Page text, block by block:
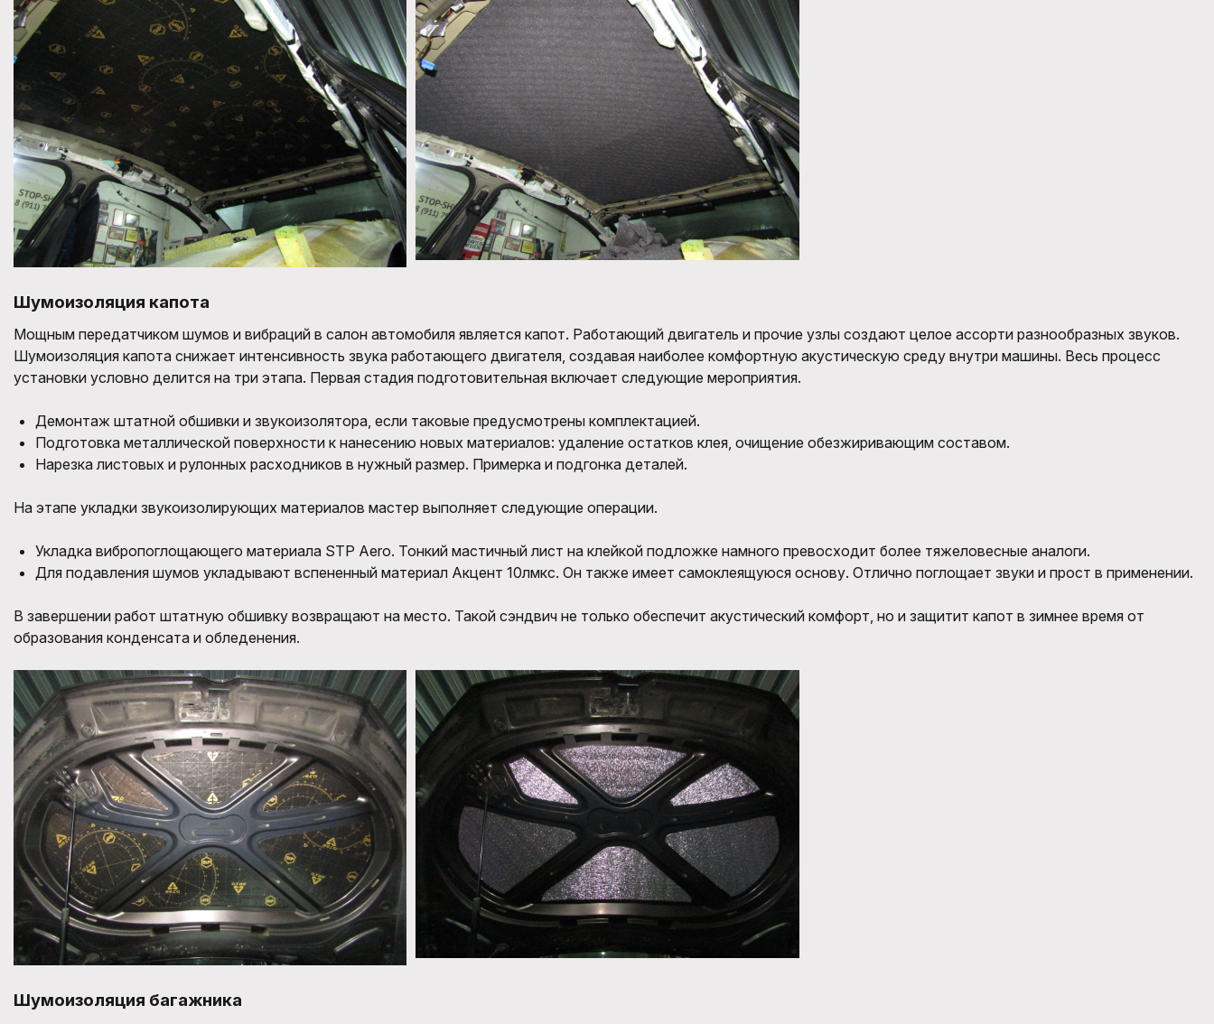
Шумоизоляция капота
Мощным передатчиком шумов и вибраций в салон автомобиля является капот. Работающий двигатель и прочие узлы создают целое ассорти разнообразных звуков.
Шумоизоляция капота снижает интенсивность звука работающего двигателя, создавая наиболее комфортную акустическую среду внутри машины. Весь процесс
установки условно делится на три этапа. Первая стадия подготовительная включает следующие мероприятия.
Демонтаж штатной обшивки и звукоизолятора, если таковые предусмотрены комплектацией.
Подготовка металлической поверхности к нанесению новых материалов: удаление остатков клея, очищение обезжиривающим составом.
Нарезка листовых и рулонных расходников в нужный размер. Примерка и подгонка деталей.
На этапе укладки звукоизолирующих материалов мастер выполняет следующие операции.
Укладка вибропоглощающего материала STP Aero. Тонкий мастичный лист на клейкой подложке намного превосходит более тяжеловесные аналоги.
Для подавления шумов укладывают вспененный материал Акцент 10лмкс. Он также имеет самоклеящуюся основу. Отлично поглощает звуки и прост в применении.
В завершении работ штатную обшивку возвращают на место. Такой сэндвич не только обеспечит акустический комфорт, но и защитит капот в зимнее время от
образования конденсата и обледенения.
Шумоизоляция багажника